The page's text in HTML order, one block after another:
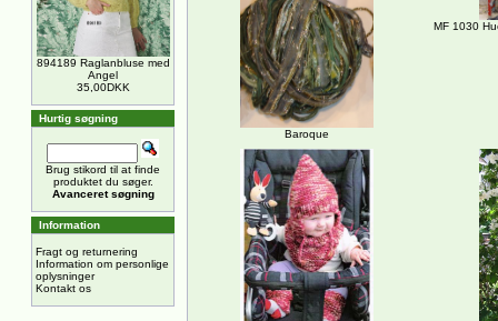
894189 Raglanbluse med
Angel
35,00DKK
Hurtig søgning
Brug stikord til at finde
produktet du søger.
Avanceret søgning
Information
Fragt og returnering
Information om personlige
oplysninger
Kontakt os
Baroque
MF 1030